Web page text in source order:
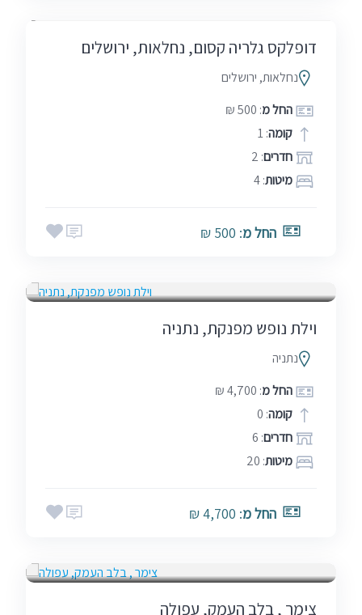
דופלקס גלריה קסום, נחלאות, ירושלים
נחלאות, ירושלים
החל מ: 500 ₪
קומה: 1
חדרים: 2
מיטות: 4
החל מ: 500 ₪
וילת נופש מפנקת, נתניה
נתניה
החל מ: 4,700 ₪
קומה: 0
חדרים: 6
מיטות: 20
החל מ: 4,700 ₪
בין הזמנים
צימר , בלב העמק, עפולה